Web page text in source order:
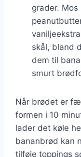
grader.
skål, bland
dem til
smurt
Når brødet er
formen i 10
lader det køle
bananbrød kan
tilføje toppings